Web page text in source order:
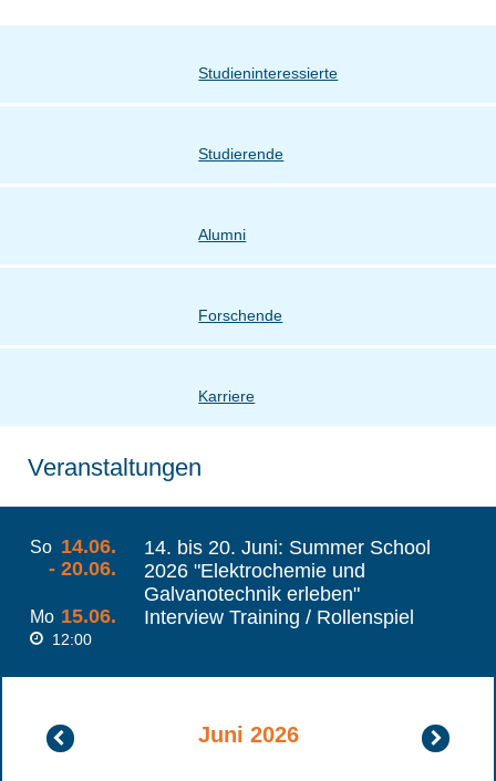
Studieninteressierte
Studierende
Alumni
Forschende
Karriere
Veranstaltungen
So 14.06.
- 20.06.
14. bis 20. Juni: Summer School
2026 "Elektrochemie und
Galvanotechnik erleben"
Mo 15.06.
12:00
Interview Training / Rollenspiel
Mai
2026
Juni 2026
Juli
2026